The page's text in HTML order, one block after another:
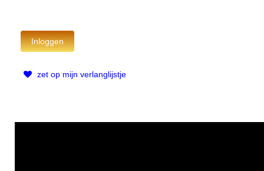
zet op mijn verlanglijstje